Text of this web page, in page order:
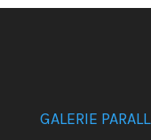
GALERIE